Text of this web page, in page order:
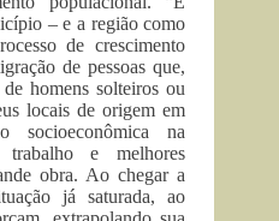
– e a região como
de crescimento
de pessoas que,
homens solteiros ou
locais de origem em
socioeconômica na
trabalho e melhores
obra. Ao chegar a
já saturada, ao